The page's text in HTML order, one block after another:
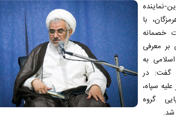
نماینده
با
خصمانه
بر معرفی
به
گفت: در
سپاه،
گروه
شد.